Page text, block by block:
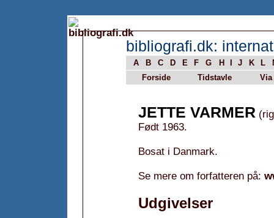
bibliografi.dk:
A B C D E F G H J K L
Forside
Tidstavle Via
JETTE VARMER
Født 1963.
Bosat i Danmark.
Se mere om forfatteren på:
Udgivelser